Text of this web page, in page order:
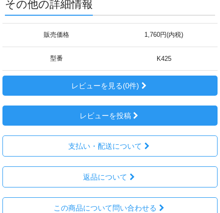
その他の詳細情報
販売価格 1,760円(内税)
型番 K425
レビューを見る(0件)
レビューを投稿
支払い・配送について
返品について
この商品について問い合わせる